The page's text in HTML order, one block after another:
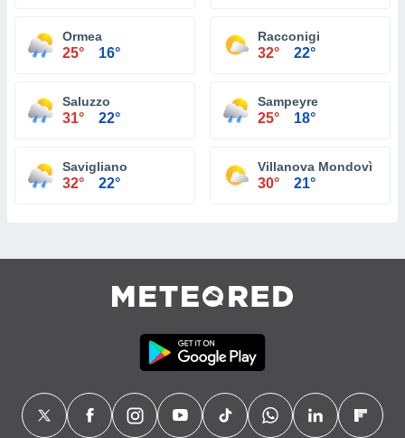
Ormea
25° 16°
Racconigi
32° 22°
Saluzzo
31° 22°
Sampeyre
25° 18°
Savigliano
32° 22°
Villanova Mondovì
30° 21°